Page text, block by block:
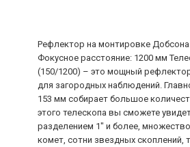
Рефлектор на монтировке
Фокусное расстояние: 1200 мм
(150/1200) – это мощный
для загородных наблюдений.
153 мм собирает большое
этого телескопа вы сможете
разделением 1" и более,
комет, сотни звездных скоплений,